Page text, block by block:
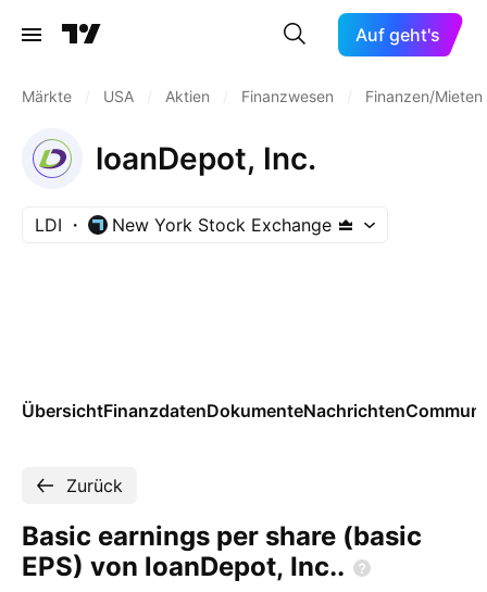
Auf geht's
Märkte USA Aktien Finanzwesen Finanzen/
loanDepot, Inc.
LDI New York Stock Exchange
ÜbersichtFinanzdatenDokumenteNachrichten
Zurück
Basic earnings per share (basic
EPS) von loanDepot, Inc..